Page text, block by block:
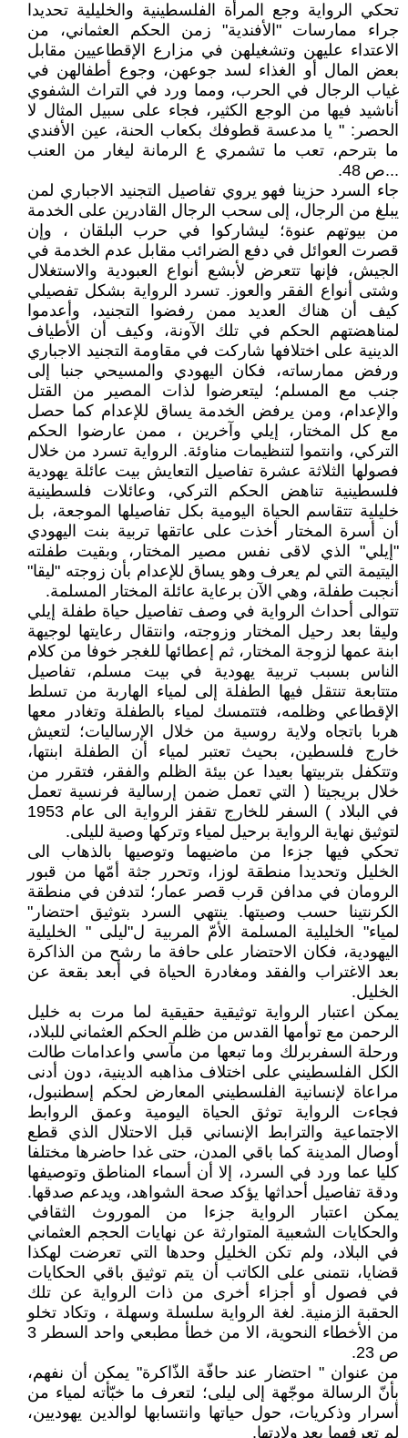
تحكي الرواية وجع المرأة الفلسطينية والخليلية تحديدا
جراء ممارسات "الأفندية" زمن الحكم العثماني، من
الاعتداء عليهن وتشغيلهن في مزارع الإقطاعيين مقابل
بعض المال أو الغذاء لسد جوعهن، وجوع أطفالهن في
غياب الرجال في الحرب، ومما ورد في التراث الشفوي
أناشيد فيها من الوجع الكثير، فجاء على سبيل المثال لا
الحصر: " يا مدعسة قطوفك بكعاب الحنة، عين الأفندي
ما بترحم، تعب ما تشمري ع الرمانة ليغار من العنب
...ص 48.
جاء السرد حزينا فهو يروي تفاصيل التجنيد الاجباري لمن
يبلغ من الرجال، إلى سحب الرجال القادرين على الخدمة
من بيوتهم عنوة؛ ليشاركوا في حرب البلقان ، وإن
قصرت العوائل في دفع الضرائب مقابل عدم الخدمة في
الجيش، فإنها تتعرض لأبشع أنواع العبودية والاستغلال
وشتى أنواع الفقر والعوز. تسرد الرواية بشكل تفصيلي
كيف أن هناك العديد ممن رفضوا التجنيد، وأعدموا
لمناهضتهم الحكم في تلك الآونة، وكيف أن الأطياف
الدينية على اختلافها شاركت في مقاومة التجنيد الاجباري
ورفض ممارساته، فكان اليهودي والمسيحي جنبا إلى
جنب مع المسلم؛ ليتعرضوا لذات المصير من القتل
والإعدام، ومن يرفض الخدمة يساق للإعدام كما حصل
مع كل المختار، إيلي وآخرين ، ممن عارضوا الحكم
التركي، وانتموا لتنظيمات مناوئة. الرواية تسرد من خلال
فصولها الثلاثة عشرة تفاصيل التعايش بيت عائلة يهودية
فلسطينية تناهض الحكم التركي، وعائلات فلسطينية
خليلية تتقاسم الحياة اليومية بكل تفاصيلها الموجعة، بل
أن أسرة المختار أخذت على عاتقها تربية بنت اليهودي
"إيلي" الذي لاقى نفس مصير المختار، وبقيت طفلته
اليتيمة التي لم يعرف وهو يساق للإعدام بأن زوجته "ليقا"
أنجبت طفلة، وهي الآن برعاية عائلة المختار المسلمة.
تتوالى أحداث الرواية في وصف تفاصيل حياة طفلة إيلي
وليقا بعد رحيل المختار وزوجته، وانتقال رعايتها لوجيهة
ابنة عمها لزوجة المختار، ثم إعطائها للغجر خوفا من كلام
الناس بسبب تربية يهودية في بيت مسلم، تفاصيل
متتابعة تنتقل فيها الطفلة إلى لمياء الهاربة من تسلط
الإقطاعي وظلمه، فتتمسك لمياء بالطفلة وتغادر معها
هربا باتجاه ولاية روسية من خلال الإرساليات؛ لتعيش
خارج فلسطين، بحيث تعتبر لمياء أن الطفلة ابنتها،
وتتكفل بتربيتها بعيدا عن بيئة الظلم والفقر، فتقرر من
خلال بريجيتا ( التي تعمل ضمن إرسالية فرنسية تعمل
في البلاد ) السفر للخارج تقفز الرواية الى عام 1953
لتوثيق نهاية الرواية برحيل لمياء وتركها وصية لليلى.
تحكي فيها جزءا من ماضيهما وتوصيها بالذهاب الى
الخليل وتحديدا منطقة لوزا، وتحرر جثة أمّها من قبور
الرومان في مدافن قرب قصر عمار؛ لتدفن في منطقة
الكرنتينا حسب وصيتها. ينتهي السرد بتوثيق احتضار"
لمياء" الخليلية المسلمة الأمّ المربية ل"ليلى " الخليلية
اليهودية، فكان الاحتضار على حافة ما رشح من الذاكرة
بعد الاغتراب والفقد ومغادرة الحياة في أبعد بقعة عن
الخليل.
يمكن اعتبار الرواية توثيقية حقيقية لما مرت به خليل
الرحمن مع توأمها القدس من ظلم الحكم العثماني للبلاد،
ورحلة السفربرلك وما تبعها من مآسي واعدامات طالت
الكل الفلسطيني على اختلاف مذاهبه الدينية، دون أدنى
مراعاة لإنسانية الفلسطيني المعارض لحكم إسطنبول،
فجاءت الرواية توثق الحياة اليومية وعمق الروابط
الاجتماعية والترابط الإنساني قبل الاحتلال الذي قطع
أوصال المدينة كما باقي المدن، حتى غدا حاضرها مختلفا
كليا عما ورد في السرد، إلا أن أسماء المناطق وتوصيفها
ودقة تفاصيل أحداثها يؤكد صحة الشواهد، ويدعم صدقها.
يمكن اعتبار الرواية جزءا من الموروث الثقافي
والحكايات الشعبية المتوارثة عن نهايات الحجم العثماني
في البلاد، ولم تكن الخليل وحدها التي تعرضت لهكذا
قضايا، نتمنى على الكاتب أن يتم توثيق باقي الحكايات
في فصول أو أجزاء أخرى من ذات الرواية عن تلك
الحقبة الزمنية. لغة الرواية سلسلة وسهلة ، وتكاد تخلو
من الأخطاء النحوية، الا من خطأ مطبعي واحد السطر 3
ص 23.
من عنوان " احتضار عند حافّة الذّاكرة" يمكن أن نفهم،
بأنّ الرسالة موجّهة إلى ليلى؛ لتعرف ما خبّأته لمياء من
أسرار وذكريات، حول حياتها وانتسابها لوالدين يهوديين،
لم تعرفهما بعد ولادتها.